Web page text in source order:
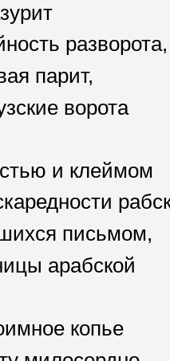
разворота,
парит,
ворота
и клеймом
письмом,
арабской
копье